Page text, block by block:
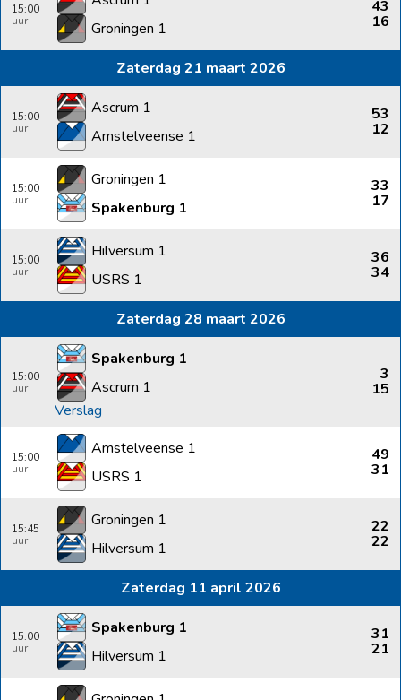
15:00
Groningen 1
43
16
Zaterdag 21 maart 2026
15:00
Ascrum 1
Amstelveense 1
53
12
15:00
Groningen 1
Spakenburg 1
33
17
15:00
Hilversum 1
USRS 1
36
34
Zaterdag 28 maart 2026
15:00
Spakenburg 1
Ascrum 1
Verslag
3
15
15:00
Amstelveense 1
USRS 1
49
31
15:45
Groningen 1
Hilversum 1
22
22
Zaterdag 11 april 2026
15:00
Spakenburg 1
Hilversum 1
31
21